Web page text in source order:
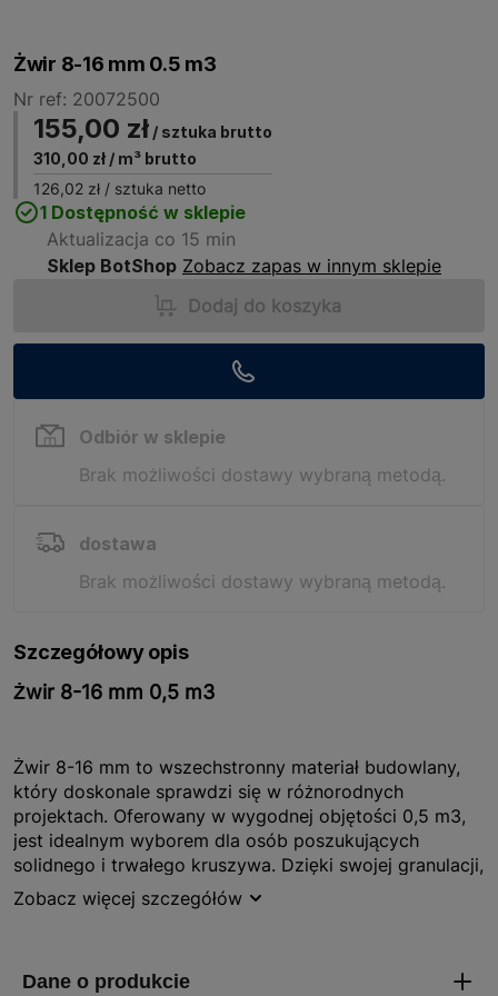
Żwir 8-16 mm 0.5 m3
Nr ref: 20072500
155,00 zł / sztuka brutto
310,00 zł / m³ brutto
126,02 zł / sztuka netto
1 Dostępność w sklepie
Aktualizacja co 15 min
Sklep BotShop Zobacz zapas w innym sklepie
Dodaj do koszyka
Odbiór w sklepie
Brak możliwości dostawy wybraną metodą.
dostawa
Brak możliwości dostawy wybraną metodą.
Szczegółowy opis
Żwir 8-16 mm 0,5 m3
Żwir 8-16 mm to wszechstronny materiał budowlany,
który doskonale sprawdzi się w różnorodnych
projektach. Oferowany w wygodnej objętości 0,5 m3,
jest idealnym wyborem dla osób poszukujących
solidnego i trwałego kruszywa. Dzięki swojej granulacji,
żwir ten jest łatwy w użyciu i doskonale nadaje się do
wielu zastosowań. Produkt jest pakowany w sposób
budowlanego.
Zobacz więcej szczegółów